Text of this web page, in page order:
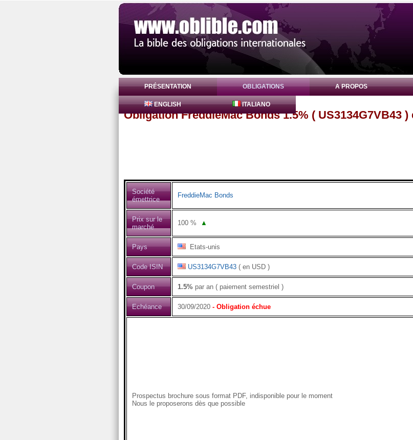
PRÉSENTATION OBLIGATIONS A PROPOS
ENGLISH ITALIANO
Obligation FreddieMac Bonds 1.5% ( US3134G7VB43 )
Société
émettrice
FreddieMac Bonds
Prix sur le
marché
100% ▲
Pays Etats-unis
Code ISIN US3134G7VB43( en USD )
Coupon 1.5%par an ( paiement semestriel )
Echéance 30/09/2020- Obligation échue
Prospectus brochure sous format PDF, indisponible pour le moment
Nous le proposerons dès que possible